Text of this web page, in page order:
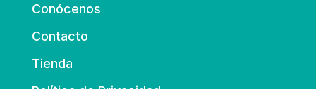
Conócenos
Contacto
Tienda